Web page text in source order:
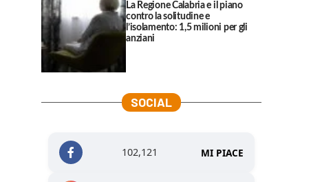
La Regione Calabria e il piano
contro la solitudine e
l’isolamento: 1,5 milioni per gli
anziani
SOCIAL
102,121 MI PIACE